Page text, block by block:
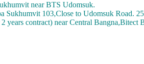
near BTS Udomsuk.
Sukhumvit 103,Close to Udomsuk Road.
years contract) near Central